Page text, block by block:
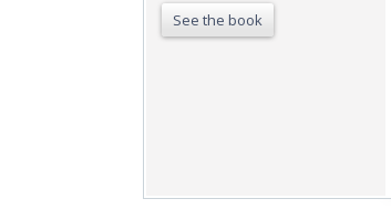
See the book